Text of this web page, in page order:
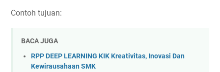
Contoh tujuan:
BACA JUGA
RPP DEEP LEARNING KIK Kreativitas, Inovasi Dan
Kewirausahaan SMK